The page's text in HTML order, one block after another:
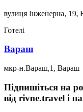
вулиця Інженерна, 19,
Готелі
Вараш
мкр-н.Вараш,1, Вараш
Підпишіться на
від rivne.travel і